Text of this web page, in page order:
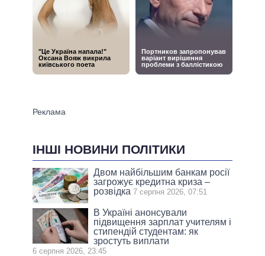
ІНШІ НОВИНИ ПОЛІТИКИ
Двом найбільшим банкам росії
загрожує кредитна криза –
розвідка 7 серпня 2026, 07:51
В Україні анонсували
підвищення зарплат учителям і
стипендій студентам: як
зростуть виплати
6 серпня 2026, 23:45